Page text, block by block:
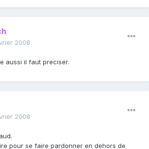
2008
aussi il faut preciser.
2008
pour se faire pardonner en dehors de